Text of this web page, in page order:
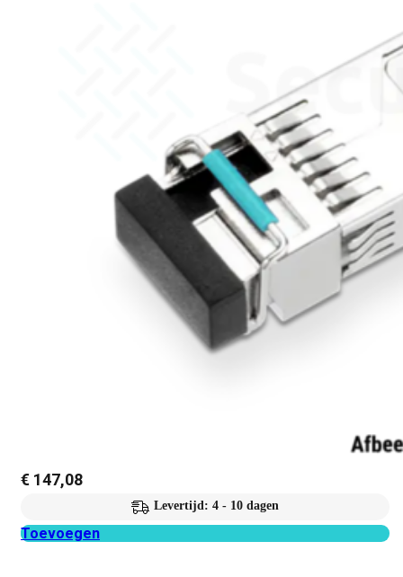
€ 147,08
Levertijd: 4 - 10 dagen
Toevoegen